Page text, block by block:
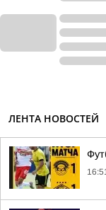
ЛЕНТА НОВОСТЕЙ